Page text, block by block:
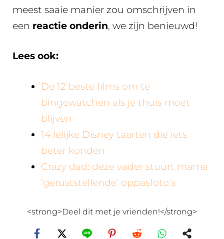
meest saaie manier zou omschrijven in
een reactie onderin, we zijn benieuwd!
Lees ook:
De 12 beste films om te
bingewatchen als je thuis moet
blijven
14 lelijke Disney taarten die iets
beter konden
Crazy dad: deze vader stuurt mama
‘geruststellende’ oppasfoto’s
<strong>Deel dit met je vrienden!</strong>